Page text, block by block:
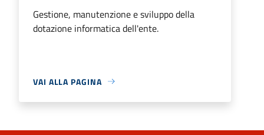
Gestione, manutenzione e sviluppo della
dotazione informatica dell'ente.
VAI ALLA PAGINA